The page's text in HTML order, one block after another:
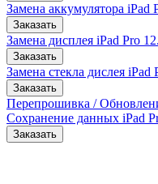
Замена аккумулятора iPad
Заказать
Замена дисплея iPad Pro
Заказать
Замена стекла дислея iPad
Заказать
Перепрошивка /
Сохранение данных iPad
Заказать